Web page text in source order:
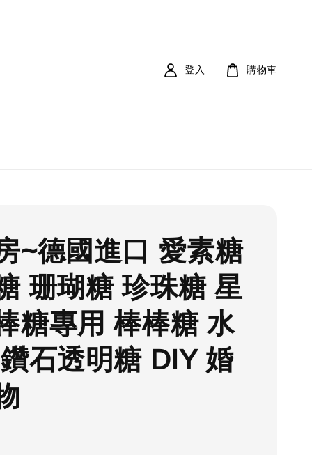
登入 購物車
~德國進口 愛素糖
珊瑚糖 珍珠糖 星
糖專用 棒棒糖 水
石透明糖 DIY 婚